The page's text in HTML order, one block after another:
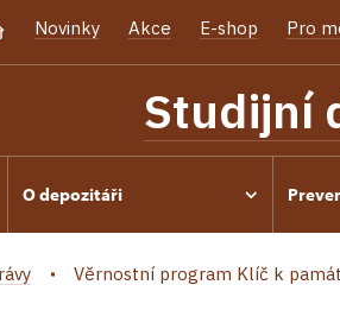
Novinky Akce E-shop Pro
Studijní
O depozitáři
Věrnostní program Klíč k